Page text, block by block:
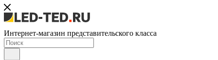
Интернет-магазин представительского класса